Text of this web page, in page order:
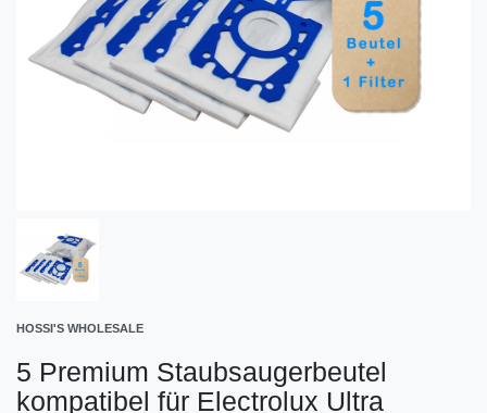
HOSSI'S WHOLESALE
5 Premium Staubsaugerbeutel
kompatibel für Electrolux Ultra